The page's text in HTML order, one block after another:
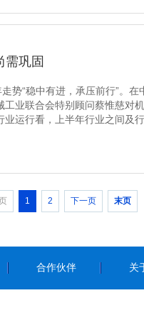
需巩固
势“稳中有进，承压前行”。
工业联合会特别顾问蔡惟慈
行看，上半年行业之间及行
1 2 下一页 末页
合作伙伴 关